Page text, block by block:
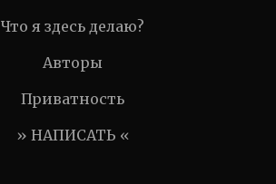
Что я здесь делаю?
Авторы
Приватность
» НАПИСАТЬ «